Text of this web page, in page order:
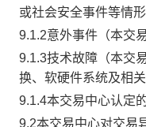
或社会安全事件等情形
9.1.2意外事件（本交
9.1.3技术故障（本交
换、软硬件系统及相
9.1.4本交易中心认定
9.2本交易中心对交易